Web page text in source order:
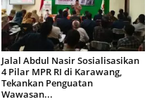
Jalal Abdul Nasir Sosialisasikan
4 Pilar MPR RI di Karawang,
Tekankan Penguatan
Wawasan...